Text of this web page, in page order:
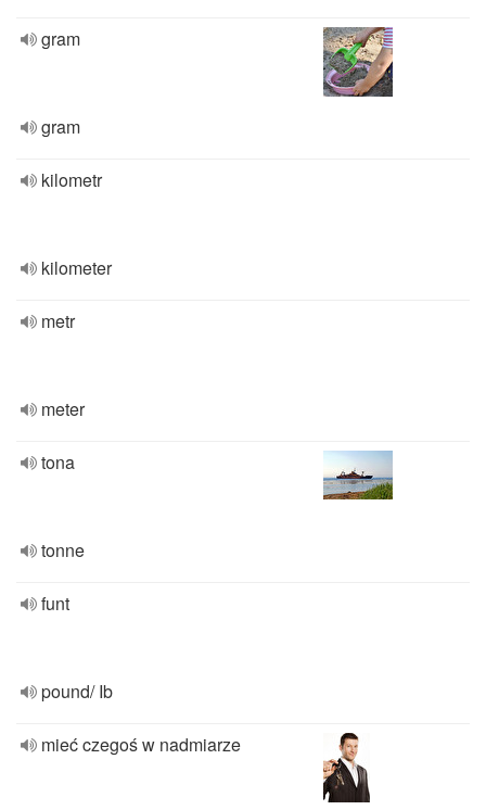
gram
gram
kilometr
kilometer
metr
meter
tona
tonne
funt
pound/ Ib
mieć czegoś w nadmiarze